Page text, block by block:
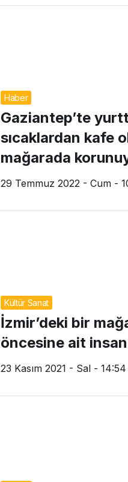
Haber
Gaziantep’te
sıcaklardan kafe
mağarada
29 Temmuz 2022 - Cum -
Kültür Sanat
İzmir’deki bir
öncesine ait
23 Kasım 2021 - Sal - 14:54